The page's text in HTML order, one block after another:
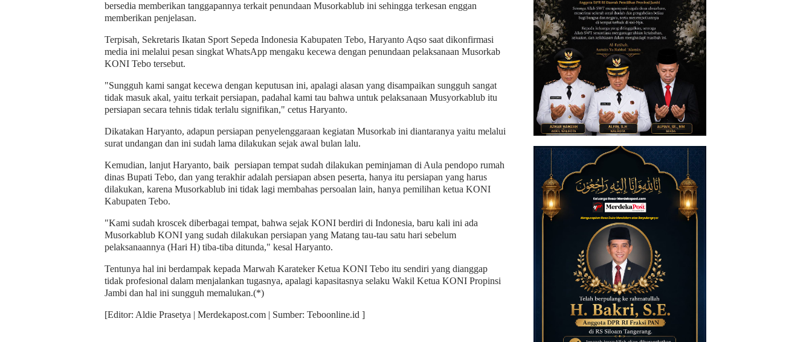
bersedia memberikan tanggapannya terkait penundaan Musorkablub ini sehingga terkesan enggan
memberikan penjelasan.
Terpisah, Sekretaris Ikatan Sport Sepeda Indonesia Kabupaten Tebo, Haryanto Aqso saat dikonfirmasi
media ini melalui pesan singkat WhatsApp mengaku kecewa dengan penundaan pelaksanaan Musorkab
KONI Tebo tersebut.
"Sungguh kami sangat kecewa dengan keputusan ini, apalagi alasan yang disampaikan sungguh sangat
tidak masuk akal, yaitu terkait persiapan, padahal kami tau bahwa untuk pelaksanaan Musyorkablub itu
persiapan secara tehnis tidak terlalu signifikan," cetus Haryanto.
Dikatakan Haryanto, adapun persiapan penyelenggaraan kegiatan Musorkab ini diantaranya yaitu melalui
surat undangan dan ini sudah lama dilakukan sejak awal bulan lalu.
Kemudian, lanjut Haryanto, baik persiapan tempat sudah dilakukan peminjaman di Aula pendopo rumah
dinas Bupati Tebo, dan yang terakhir adalah persiapan absen peserta, hanya itu persiapan yang harus
dilakukan, karena Musorkablub ini tidak lagi membahas persoalan lain, hanya pemilihan ketua KONI
Kabupaten Tebo.
"Kami sudah kroscek diberbagai tempat, bahwa sejak KONI berdiri di Indonesia, baru kali ini ada
Musorkablub KONI yang sudah dilakukan persiapan yang Matang tau-tau satu hari sebelum
pelaksanaannya (Hari H) tiba-tiba ditunda," kesal Haryanto.
Tentunya hal ini berdampak kepada Marwah Karateker Ketua KONI Tebo itu sendiri yang dianggap
tidak profesional dalam menjalankan tugasnya, apalagi kapasitasnya selaku Wakil Ketua KONI Propinsi
Jambi dan hal ini sungguh memalukan.(*)
[Editor: Aldie Prasetya | Merdekapost.com | Sumber: Teboonline.id ]